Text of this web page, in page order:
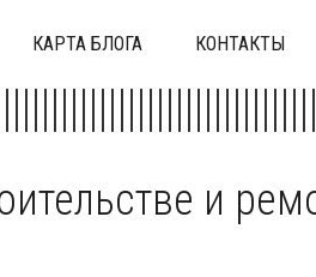
КАРТА БЛОГА КОНТАКТЫ
и